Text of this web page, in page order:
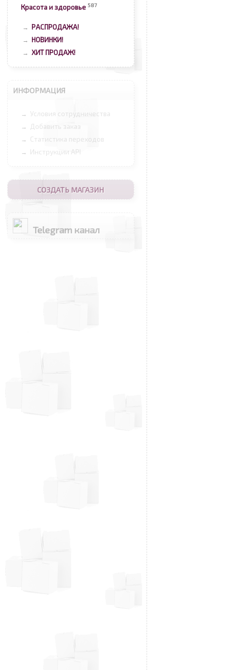
Красота и здоровье 587
→ РАСПРОДАЖА!
→ НОВИНКИ!
→ ХИТ ПРОДАЖ!
ИНФОРМАЦИЯ
→ Условия сотрудничества
→ Добавить заказ
→ Статистика переходов
→ Инструкции API
СОЗДАТЬ МАГАЗИН
Telegram канал